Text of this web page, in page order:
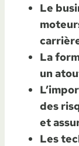
Le
La
un
des
et
Les